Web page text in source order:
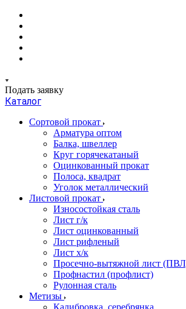
Подать заявку
Каталог
Сортовой прокат
Арматура оптом
Балка, швеллер
Круг горячекатаный
Оцинкованный прокат
Полоса, квадрат
Уголок металлический
Листовой прокат
Износостойкая сталь
Лист г/к
Лист оцинкованный
Лист рифленый
Лист х/к
Просечно-вытяжной лист
Профнастил (профлист)
Рулонная сталь
Метизы
Калибровка, серебрянка